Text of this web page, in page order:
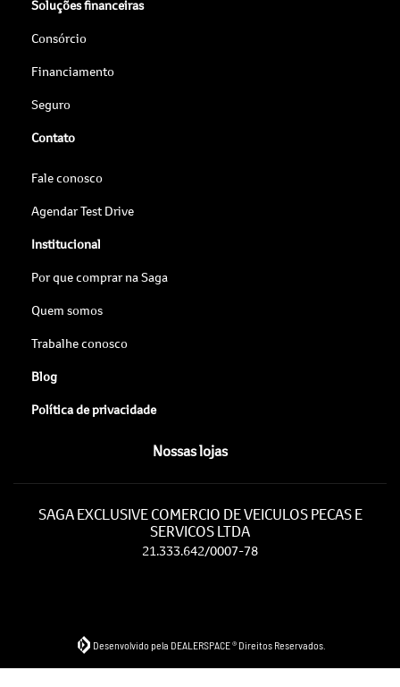
Soluções financeiras
Consórcio
Financiamento
Seguro
Contato
Fale conosco
Agendar Test Drive
Institucional
Por que comprar na Saga
Quem somos
Trabalhe conosco
Blog
Política de privacidade
Nossas lojas
SAGA EXCLUSIVE COMERCIO DE VEICULOS PECAS E
SERVICOS LTDA
21.333.642/0007-78
Desenvolvido pela DEALERSPACE ® Direitos Reservados.